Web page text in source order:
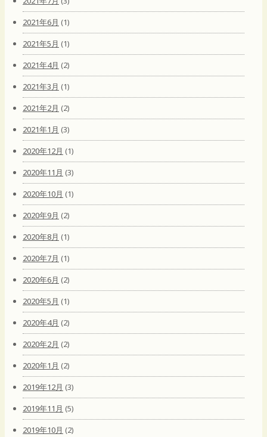
2021年6月 (1)
2021年5月 (1)
2021年4月 (2)
2021年3月 (1)
2021年2月 (2)
2021年1月 (3)
2020年12月 (1)
2020年11月 (3)
2020年10月 (1)
2020年9月 (2)
2020年8月 (1)
2020年7月 (1)
2020年6月 (2)
2020年5月 (1)
2020年4月 (2)
2020年2月 (2)
2020年1月 (2)
2019年12月 (3)
2019年11月 (5)
2019年10月 (2)